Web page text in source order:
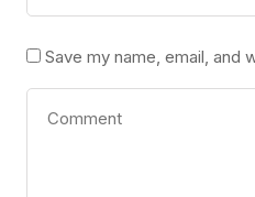
Save my name, email, and